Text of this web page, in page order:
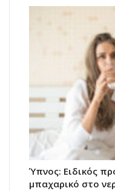
Ύπνος: Ειδικός
μπαχαρικό στο